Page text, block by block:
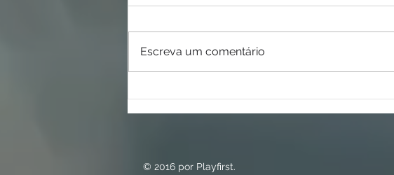
Escreva um comentário
© 2016 por Playfirst.